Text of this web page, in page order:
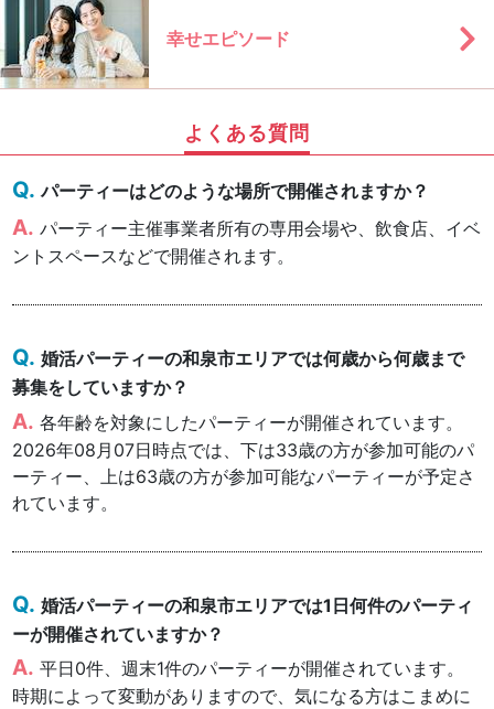
幸せエピソード
よくある質問
パーティーはどのような場所で開催されますか？
パーティー主催事業者所有の専用会場や、飲食店、イベ
ントスペースなどで開催されます。
婚活パーティーの和泉市エリアでは何歳から何歳まで
募集をしていますか？
各年齢を対象にしたパーティーが開催されています。
2026年08月07日時点では、下は33歳の方が参加可能のパ
ーティー、上は63歳の方が参加可能なパーティーが予定さ
れています。
婚活パーティーの和泉市エリアでは1日何件のパーティ
ーが開催されていますか？
平日0件、週末1件のパーティーが開催されています。
時期によって変動がありますので、気になる方はこまめに